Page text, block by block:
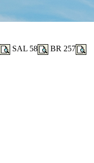
SAL 58 BR 257